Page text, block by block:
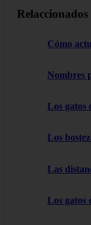
Relaccionados
Cómo
Nombres
Los gatos
Los
Las
Los gatos